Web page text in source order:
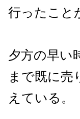
行ったこと
夕方の早い
まで既に売
えている。